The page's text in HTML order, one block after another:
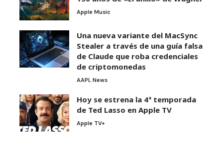
Apple Music
Una nueva variante del MacSync
Stealer a través de una guía falsa
de Claude que roba credenciales
de criptomonedas
AAPL News
Hoy se estrena la 4ª temporada
de Ted Lasso en Apple TV
Apple TV+